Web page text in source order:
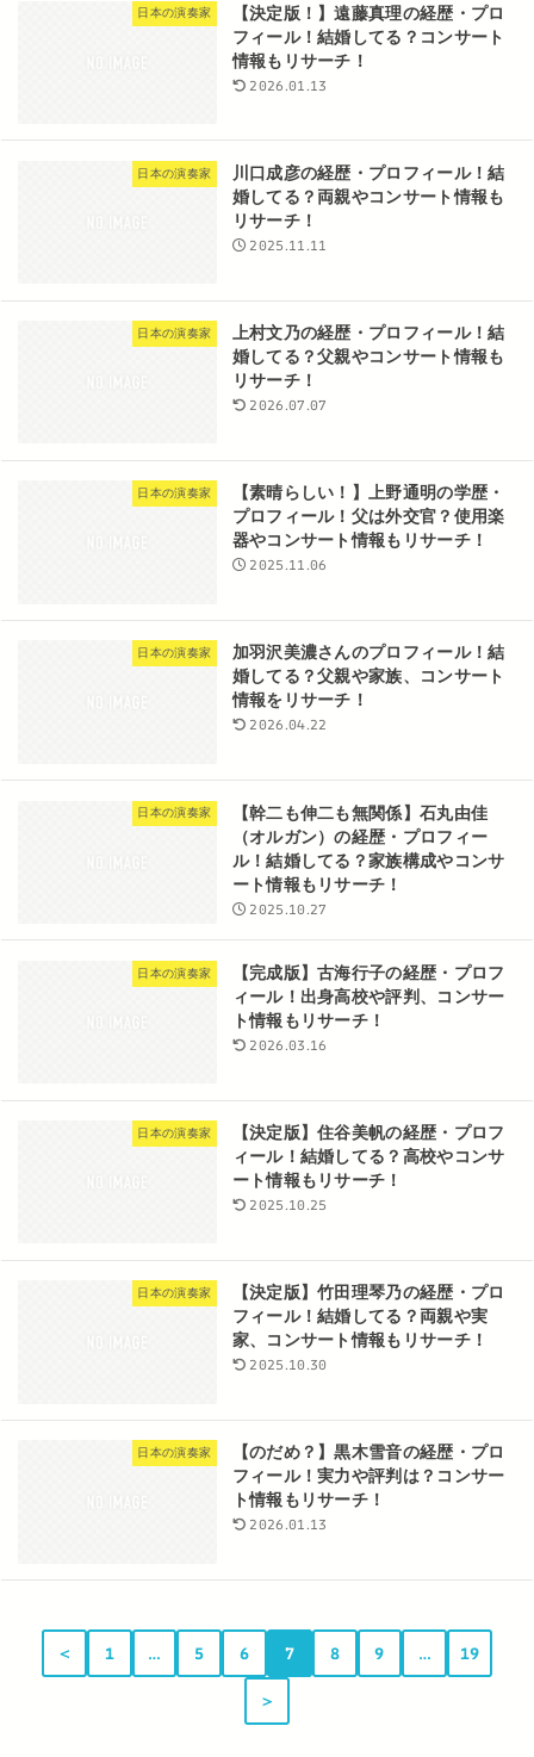
日本の演奏家
【決定版！】遠藤真理の経歴・プロ
フィール！結婚してる？コンサート
情報もリサーチ！
2026.01.13
日本の演奏家
川口成彦の経歴・プロフィール！結
婚してる？両親やコンサート情報も
リサーチ！
2025.11.11
日本の演奏家
上村文乃の経歴・プロフィール！結
婚してる？父親やコンサート情報も
リサーチ！
2026.07.07
日本の演奏家
【素晴らしい！】上野通明の学歴・
プロフィール！父は外交官？使用楽
器やコンサート情報もリサーチ！
2025.11.06
日本の演奏家
加羽沢美濃さんのプロフィール！結
婚してる？父親や家族、コンサート
情報をリサーチ！
2026.04.22
日本の演奏家
【幹二も伸二も無関係】石丸由佳
（オルガン）の経歴・プロフィー
ル！結婚してる？家族構成やコンサ
ート情報もリサーチ！
2025.10.27
日本の演奏家
【完成版】古海行子の経歴・プロフ
ィール！出身高校や評判、コンサー
ト情報もリサーチ！
2026.03.16
日本の演奏家
【決定版】住谷美帆の経歴・プロフ
ィール！結婚してる？高校やコンサ
ート情報もリサーチ！
2025.10.25
日本の演奏家
【決定版】竹田理琴乃の経歴・プロ
フィール！結婚してる？両親や実
家、コンサート情報もリサーチ！
2025.10.30
日本の演奏家
【のだめ？】黒木雪音の経歴・プロ
フィール！実力や評判は？コンサー
ト情報もリサーチ！
2026.01.13
＜ 1 … 5 6 7 8 9 … 19
＞